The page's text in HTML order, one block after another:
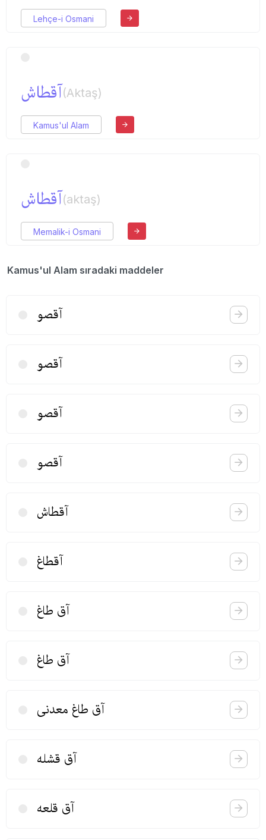
Lehçe-i Osmani
آقطاش(Aktaş)
Kamus'ul Alam
آقطاش(aktaş)
Memalik-i Osmani
Kamus'ul Alam sıradaki maddeler
آقصو
آقصو
آقصو
آقصو
آقطاش
آقطاغ
آق طاغ
آق طاغ
آق طاغ معدنی
آق قشله
آق قلعه